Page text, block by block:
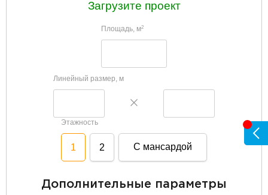
Загрузите проект
Площадь, м2
Линейный размер, м
Этажность
1 2 С мансардой
Дополнительные параметры